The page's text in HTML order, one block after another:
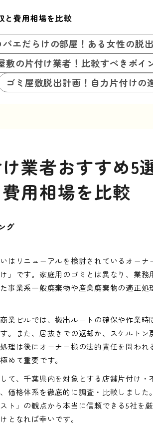
と費用相場を比較
バエだらけの部屋！ある女性の脱
敷の片付け業者！比較すべきポイ
ゴミ屋敷脱出計画！自力片付けの
業者おすすめ5
用相場を比較
グ
はリニューアルを検討されているオー
」です。家庭用のゴミとは異なり、業
事業系一般廃棄物や産業廃棄物の適正
業ビルでは、搬出ルートの確保や作業時
。また、居抜きでの返却か、スケルト
理は後にオーナー様の法的責任を問われ
めて重要です。
て、千葉県内を対象とする店舗片付け・
価格体系を徹底的に調査・比較しまし
ト」の観点から本当に信頼できる5社を
となれば幸いです。